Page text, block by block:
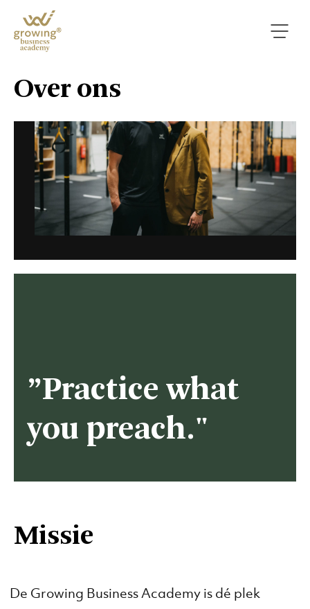
Over ons
”Practice what
you preach."
Missie
De Growing Business Academy is dé plek